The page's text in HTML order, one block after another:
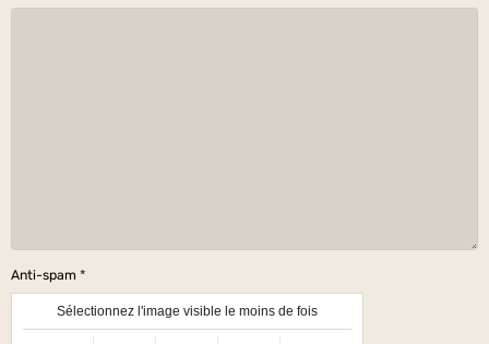
Anti-spam
Sélectionnez l'image visible le moins de fois